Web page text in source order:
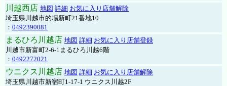
川越西店 地図 詳細 お気に入り店舗解除
埼玉県川越市的場新町21番地10
： 0492390081
まるひろ川越店 地図 詳細 お気に入り店舗登録
川越市新富町2-6-1まるひろ川越6階
： 0492272021
ウニクス川越店 地図 詳細 お気に入り店舗解除
埼玉県川越市新宿町1-17-1 ウニクス川越2F